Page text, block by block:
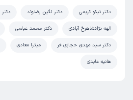
دکتر نیکو کریمی دکتر نگین رضاوند دکتر
الهه نژادشاهرخ آبادی دکتر محمد عباسی
دکتر سید مهدی حجازی فر میترا معادی
هانیه عابدی